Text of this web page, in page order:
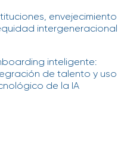
envejecimiento
intergeneracional
inteligente:
de talento y uso
de la IA